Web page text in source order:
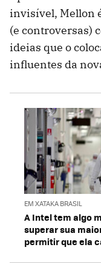
invisível, Mellon
(e controversas)
ideias que o
influentes da
EM XATAKA BRASIL
A Intel tem algo
superar sua
permitir que ela